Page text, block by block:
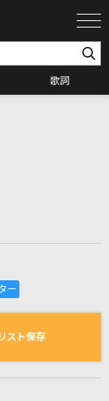
歌詞
覧
スト保存